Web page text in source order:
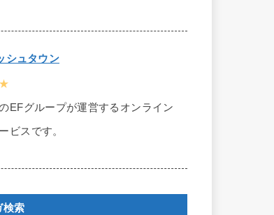
シュタウン
EFグループが運営するオンライン
ビスです。
検索